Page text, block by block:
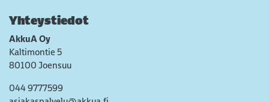
Yhteystiedot
AkkuA Oy
Kaltimontie 5
80100 Joensuu
044 9777599